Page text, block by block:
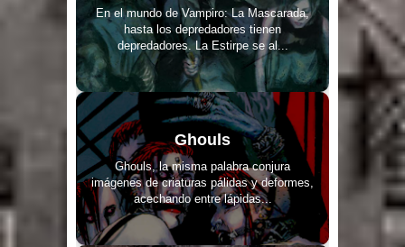
En el mundo de Vampiro: La Mascarada,
hasta los depredadores tienen
depredadores. La Estirpe se al...
Ghouls
Ghouls, la misma palabra conjura
imágenes de criaturas pálidas y deformes,
acechando entre lápidas...